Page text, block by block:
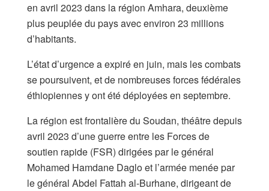
en avril 2023 dans la région Amhara, deuxième
plus peuplée du pays avec environ 23 millions
d’habitants.
L’état d’urgence a expiré en juin, mais les combats
se poursuivent, et de nombreuses forces fédérales
éthiopiennes y ont été déployées en septembre.
La région est frontalière du Soudan, théâtre depuis
avril 2023 d’une guerre entre les Forces de
soutien rapide (FSR) dirigées par le général
Mohamed Hamdane Daglo et l’armée menée par
le général Abdel Fattah al-Burhane, dirigeant de